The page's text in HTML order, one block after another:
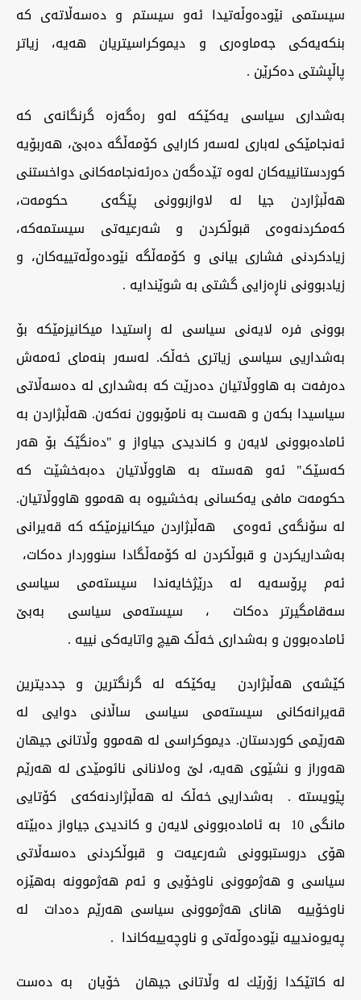
سیستمی نێودەوڵەتیدا ئەو سیستم و ده‌سه‌ڵاته‌ی کە
بنکەیەکی جەماوەری و دیموکراسیتریان هەیە، زیاتر
پاڵپشتی دەکرێن .
بەشداری سیاسی یەکێکە لەو ره‌گه‌زه‌ گرنگانەی کە
ئەنجامێکی لەباری لەسەر کارایی کۆمەڵگه‌ ده‌بێ، هەربۆیە
كوردستانییه‌كان له‌وه‌ تێده‌گه‌ن دەرئەنجامەکانی دواخستنی
هه‌ڵبژاردن جیا له‌ لاوازبوونی پێگه‌ی حکومەت،
کەمکردنەوەی قبوڵکردن و شەرعیەتی سیستمەکە،
زیادکردنی فشاری بیانی و کۆمەڵگە نێودەوڵەتییەکان، و
زیادبوونی ناڕەزایی گشتی به‌ شوێندایه‌ .
بوونی فرە لایەنی سیاسی لە ڕاستیدا میکانیزمێکە بۆ
بەشداریی سیاسی زیاتری خەڵک. لەسەر بنەمای ئەمەش
دەرفەت بە هاووڵاتیان دەدرێت کە بەشداری لە دەسەڵاتی
سیاسیدا بکەن و هەست بە نامۆبوون نەکەن. هەڵبژاردن بە
ئامادەبوونی لایەن و کاندیدی جیاواز و "دەنگێک بۆ هەر
کەسێک" ئەو هەستە بە هاووڵاتیان دەبەخشێت کە
حکومەت مافی یەکسانی به‌خشیوه‌ به‌ هەموو هاووڵاتیان.
له‌ سۆنگه‌ی ئه‌وه‌ی هەڵبژاردن میکانیزمێکە کە قەیرانی
بەشداریکردن و قبوڵکردن لە کۆمەڵگادا سنووردار دەکات،
ئەم پرۆسه‌یه‌ لە درێژخایەندا سیستەمی سیاسی
سەقامگیرتر ده‌كات ، سیستەمی سیاسی ‌ بەبێ
ئامادەبوون و بەشداری خەڵک هیچ واتایه‌كی نییە .
كێشه‌ی هه‌ڵبژاردن یەکێکە لە گرنگترین و جددیترین
قەیرانەکانی سیستەمی سیاسی ساڵانی دوایی له‌
هه‌رێمی كوردستان. دیموکراسی لە هەموو وڵاتانی جیهان
هەوراز و نشێوی هەیە، لێ وەلانانی نائومێدی له‌ هه‌رێم
پێویستە . بەشداریی خەڵک لە هەڵبژاردنەكه‌ی كۆتایی
مانگی 10 بە ئامادەبوونی لایەن و کاندیدی جیاواز دەبێتە
هۆی دروستبوونی شەرعیەت و قبوڵکردنی ده‌سه‌ڵاتی
سیاسی و هەژموونی ناوخۆیی و ئەم هەژموونە بەهێزە
ناوخۆییە هانای هەژموونی سیاسی هه‌رێم ده‌دات لە
پەیوەندییە نێودەوڵەتی و ناوچەییه‌كاندا .
له‌ كاتێكدا زۆرێك له‌ وڵاتانی جیهان خۆیان بە دەست